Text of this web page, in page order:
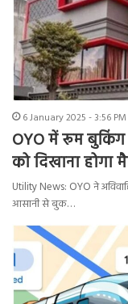
6 January 2025 - 3:56 PM
OYO में रूम
को दिखाना होगा
Utility News: OYO ने
आसानी से बुक…